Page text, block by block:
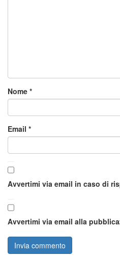
Nome *
Email *
Avvertimi via email in caso di
Avvertimi via email alla